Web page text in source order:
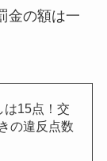
金の額は一
は15点！交
の違反点数